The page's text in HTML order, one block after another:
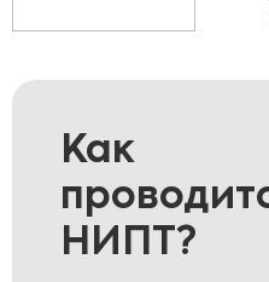
Как
НИПТ?